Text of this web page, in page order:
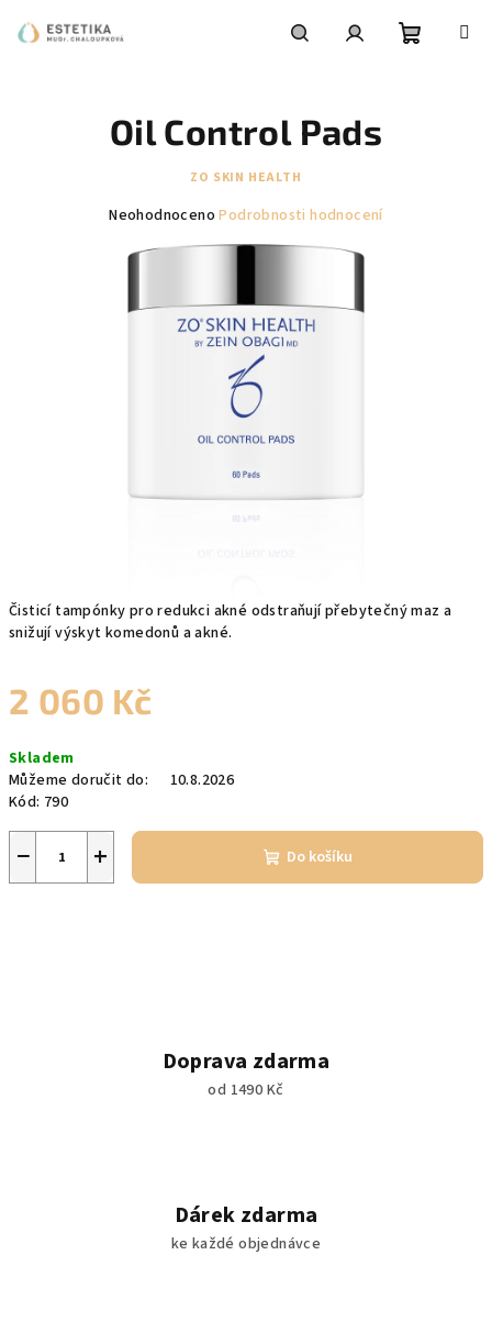
Čisticí tampónky pro redukci akné odstraňují přebytečný maz a
snižují výskyt komedonů a akné.
2 060 Kč
cena:
Skladem
Můžeme doručit do:
10.8.2026
Kód: 790
+
− Do košíku
Oil Control Pads
ZO SKIN HEALTH
Průměrné
produktu
Neohodnoceno Podrobnosti hodnocení
Doprava zdarma
od 1490 Kč
Dárek zdarma
ke každé objednávce